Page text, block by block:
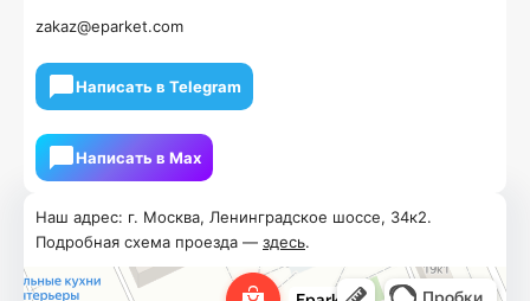
Наш адрес: г. Москва, Ленинградское шоссе, 34к2.
Подробная схема проезда — здесь.
zakaz@eparket.com
Написать в Telegram
Написать в Мах